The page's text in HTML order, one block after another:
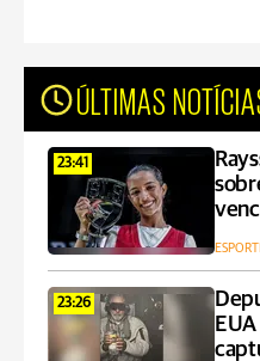
ÚLTIMAS
23:41
23:26